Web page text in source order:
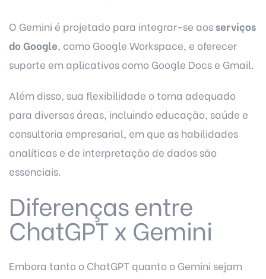
O Gemini é projetado para integrar-se aosserviços
do Google, como Google Workspace, e oferecer
suporte em aplicativos como Google Docs e Gmail.
Além disso, sua flexibilidade o torna adequado
para diversas áreas, incluindo educação, saúde e
consultoria empresarial, em que as habilidades
analíticas e de interpretação de dados são
essenciais.
Diferenças entre
ChatGPT x Gemini
Embora tanto o ChatGPT quanto o Gemini sejam